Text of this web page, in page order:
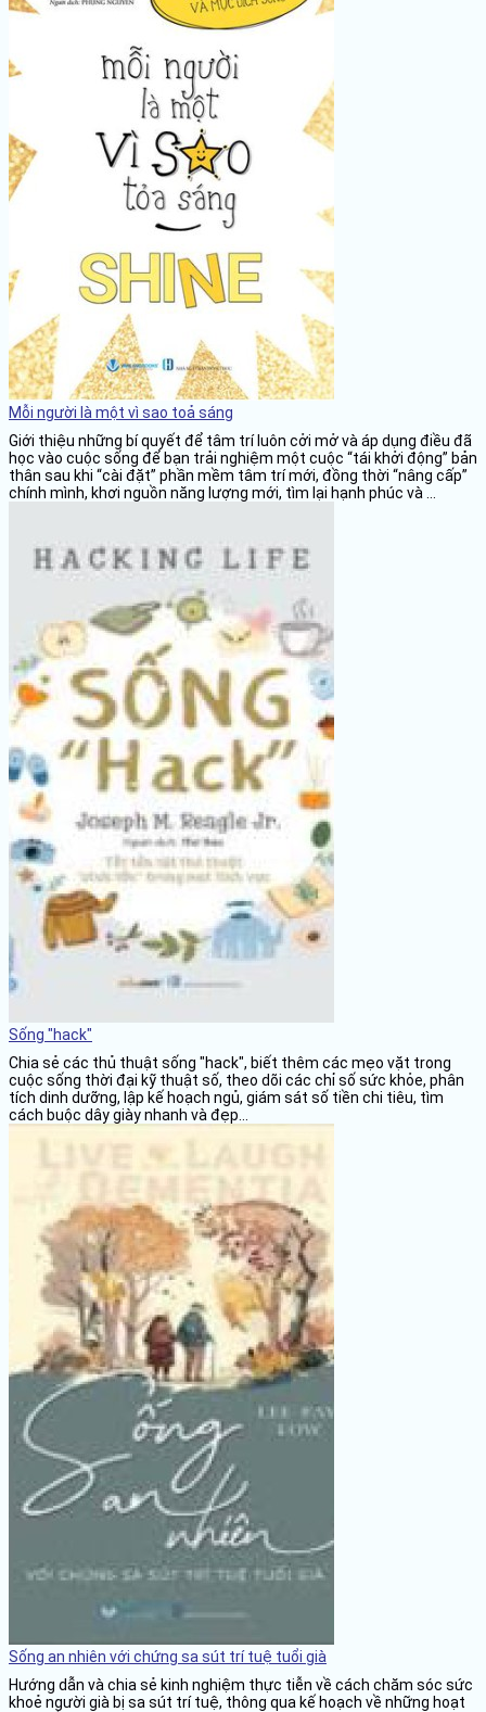
Mỗi người là một vì sao toả sáng
Giới thiệu những bí quyết để tâm trí luôn cởi mở và áp dụng điều đã
học vào cuộc sống để bạn trải nghiệm một cuộc “tái khởi động” bản
thân sau khi “cài đặt” phần mềm tâm trí mới, đồng thời “nâng cấp”
chính mình, khơi nguồn năng lượng mới, tìm lại hạnh phúc và ...
Sống "hack"
Chia sẻ các thủ thuật sống "hack", biết thêm các mẹo vặt trong
cuộc sống thời đại kỹ thuật số, theo dõi các chỉ số sức khỏe, phân
tích dinh dưỡng, lập kế hoạch ngủ, giám sát số tiền chi tiêu, tìm
cách buộc dây giày nhanh và đẹp...
Sống an nhiên với chứng sa sút trí tuệ tuổi già
Hướng dẫn và chia sẻ kinh nghiệm thực tiễn về cách chăm sóc sức
khoẻ người già bị sa sút trí tuệ, thông qua kế hoạch về những hoạt